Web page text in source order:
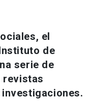
el
de
serie de
revistas